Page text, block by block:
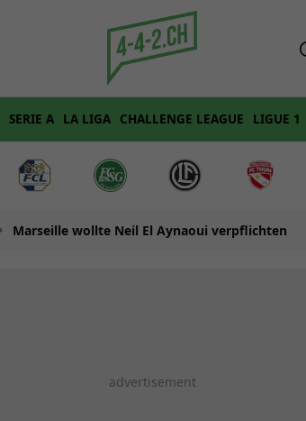
SERIE A LA LIGA CHALLENGE LEAGUE LIGUE 1
Marseille wollte Neil El Aynaoui verpflichten